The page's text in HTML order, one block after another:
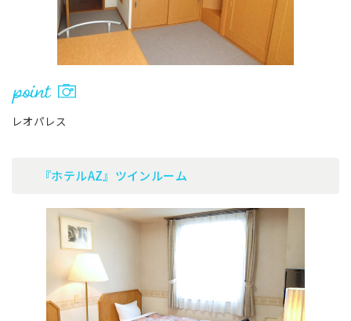
レオパレス
『ホテルAZ』ツインルーム